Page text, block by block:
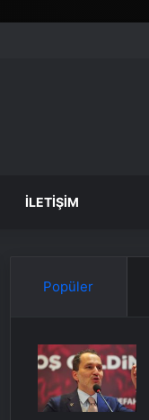
İLETIŞIM
Popüler